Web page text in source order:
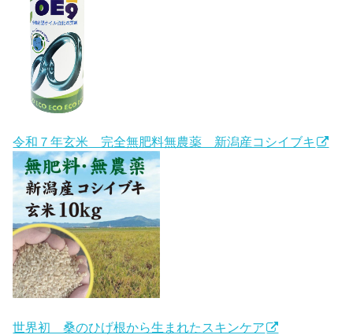
令和７年玄米 完全無肥料無農薬 新潟産コシイブキ
世界初 桑のひげ根から生まれたスキンケア